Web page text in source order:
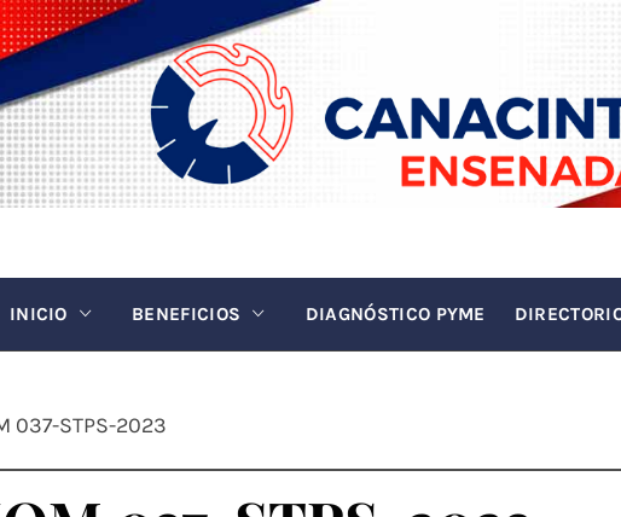
La fuerza de la industria
INICIO BENEFICIOS DIAGNÓSTICO PYME
037-STPS-2023